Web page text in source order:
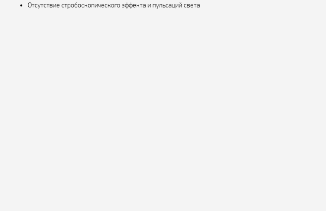
Отсутствие стробоскопического эффекта и пульсаций света